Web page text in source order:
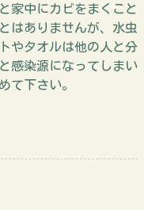
家中にカビをまくこと
はありませんが、水虫
やタオルは他の人と分
感染源になってしまい
て下さい。